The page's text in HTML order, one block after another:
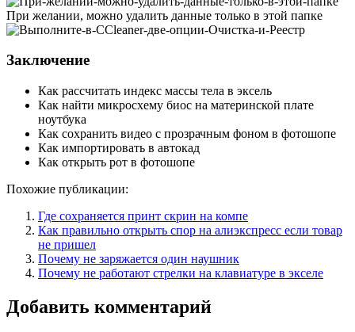
При желании, можно удалить данные только в этой папке
Заключение
Как рассчитать индекс массы тела в эксель
Как найти микросхему биос на материнской плате
ноутбука
Как сохранить видео с прозрачным фоном в фотошопе
Как импортировать в автокад
Как открыть рот в фотошопе
Похожие публикации:
Где сохраняется принт скрин на компе
Как правильно открыть спор на алиэкспресс если товар
не пришел
Почему не заряжается один наушник
Почему не работают стрелки на клавиатуре в экселе
Добавить комментарий